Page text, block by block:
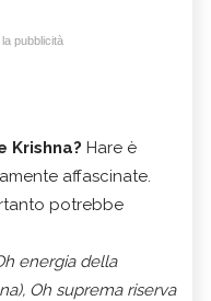
pubblicità
Krishna? Hare è
affascinate.
potrebbe
energia della
Oh suprema riserva